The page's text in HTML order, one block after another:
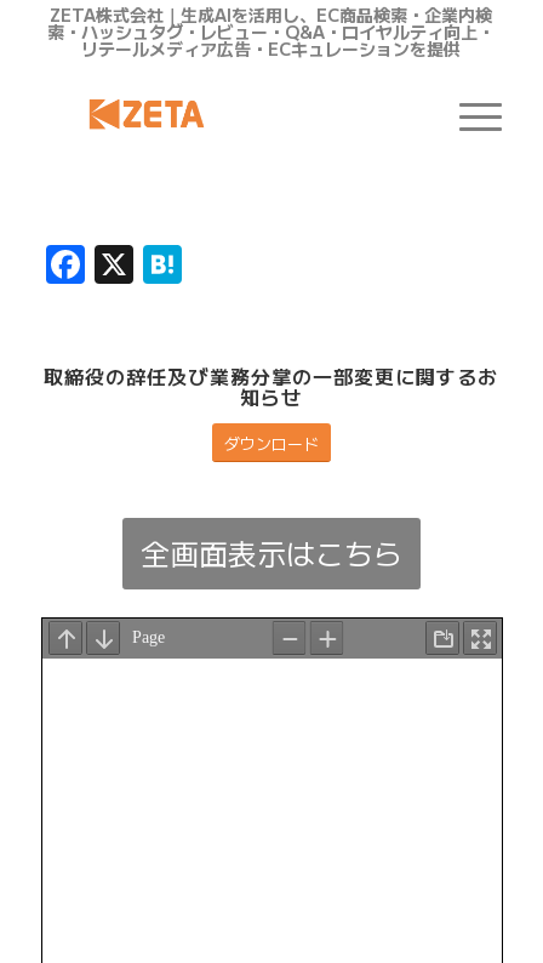
ZETA株式会社｜生成AIを活用し、EC商品検索・企業内検
索・ハッシュタグ・レビュー・Q&A・ロイヤルティ向上・
リテールメディア広告・ECキュレーションを提供
Facebook
X Hatena
取締役の辞任及び業務分掌の一部変更に関するお
知らせ
ダウンロード
全画面表示はこちら